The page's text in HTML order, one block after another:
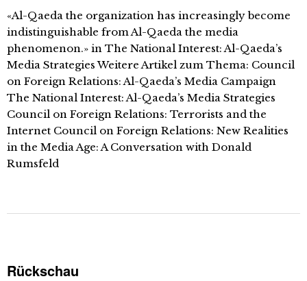
«Al-Qaeda the organization has increasingly become
indistinguishable from Al-Qaeda the media
phenomenon.» in The National Interest: Al-Qaeda’s
Media Strategies Weitere Artikel zum Thema: Council
on Foreign Relations: Al-Qaeda’s Media Campaign
The National Interest: Al-Qaeda’s Media Strategies
Council on Foreign Relations: Terrorists and the
Internet Council on Foreign Relations: New Realities
in the Media Age: A Conversation with Donald
Rumsfeld
Rückschau